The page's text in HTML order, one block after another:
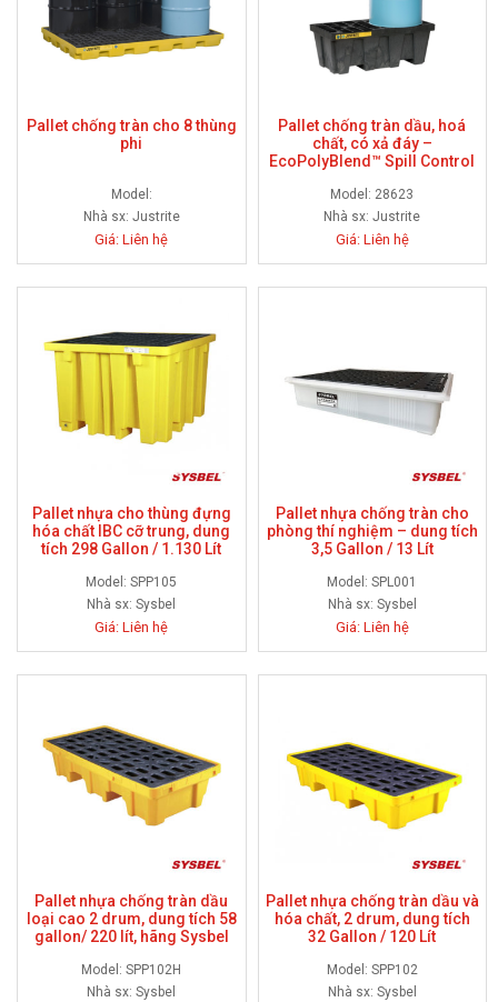
Pallet chống tràn cho 8 thùng
phi
Model:
Nhà sx: Justrite
Giá: Liên hệ
Pallet chống tràn dầu, hoá
chất, có xả đáy –
EcoPolyBlend™ Spill Control
Model: 28623
Nhà sx:Justrite
Giá: Liên hệ
Pallet nhựa cho thùng đựng
hóa chất IBC cỡ trung, dung
tích 298 Gallon / 1.130 Lít
Model: SPP105
Nhà sx:Sysbel
Giá: Liên hệ
Pallet nhựa chống tràn cho
phòng thí nghiệm – dung tích
3,5 Gallon / 13 Lít
Model: SPL001
Nhà sx: Sysbel
Giá: Liên hệ
Pallet nhựa chống tràn dầu
loại cao 2 drum, dung tích 58
gallon/ 220 lít, hãng Sysbel
Model: SPP102H
Nhà sx:Sysbel
Pallet nhựa chống tràn dầu và
hóa chất, 2 drum, dung tích
32 Gallon / 120 Lít
Model: SPP102
Nhà sx: Sysbel